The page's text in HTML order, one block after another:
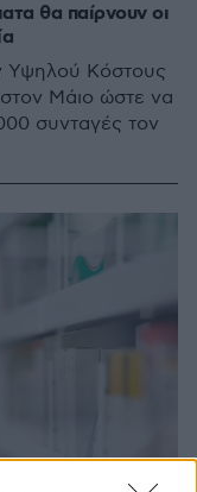
θα παίρνουν οι
Υψηλού Κόστους
Μάιο ώστε να
συνταγές τον